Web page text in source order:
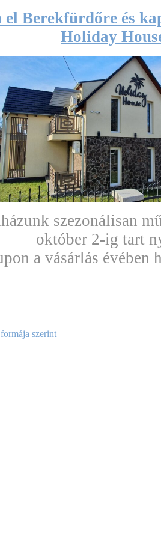
el Berekfürdőre és
Holiday
szezonálisan
október 2-ig tart
a vásárlás évében
szerint